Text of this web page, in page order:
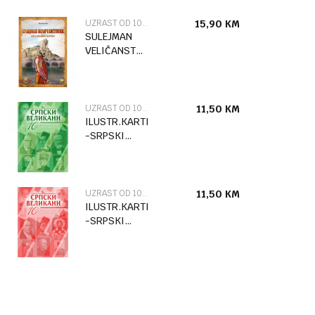
UZRAST OD 10 DO 12 GODINA
SULEJMAN
VELIČANSTVENI-
15,90 KM
UZRAST OD 10 DO 12 GODINA
ILUSTR.KARTICE
-SRPSKI
11,50 KM
UZRAST OD 10 DO 12 GODINA
ILUSTR.KARTICE
-SRPSKI
11,50 KM